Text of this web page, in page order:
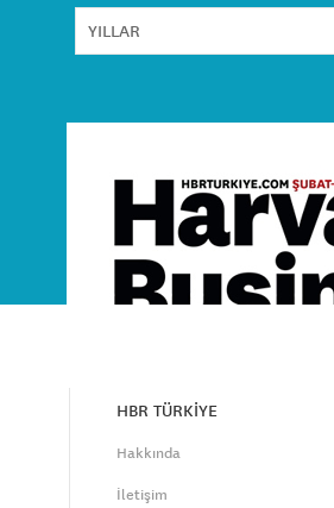
HBR TÜRKİYE
Hakkında
İletişim